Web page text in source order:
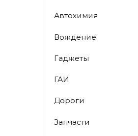
Автохимия
Вождение
Гаджеты
ГАИ
Дороги
Запчасти